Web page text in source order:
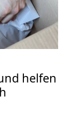
helfen